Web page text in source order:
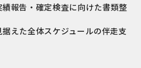
報告・確定検査に向けた書類整
えた全体スケジュールの伴走支